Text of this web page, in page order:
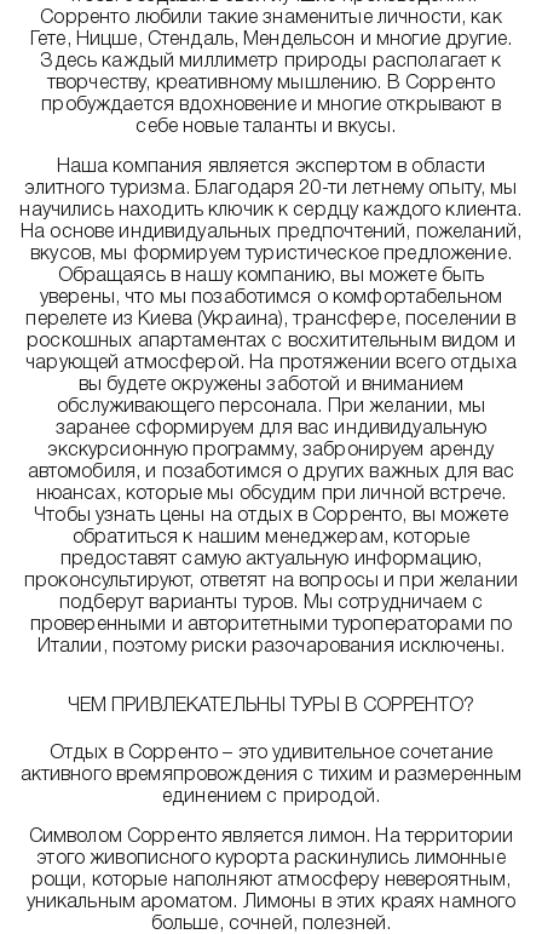
Сорренто любили такие знаменитые личности, как
Гете, Ницше, Стендаль, Мендельсон и многие другие.
Здесь каждый миллиметр природы располагает к
творчеству, креативному мышлению. В Сорренто
пробуждается вдохновение и многие открывают в
себе новые таланты и вкусы.
Наша компания является экспертом в области
элитного туризма. Благодаря 20-ти летнему опыту, мы
научились находить ключик к сердцу каждого клиента.
На основе индивидуальных предпочтений, пожеланий,
вкусов, мы формируем туристическое предложение.
Обращаясь в нашу компанию, вы можете быть
уверены, что мы позаботимся о комфортабельном
перелете из Киева (Украина), трансфере, поселении в
роскошных апартаментах с восхитительным видом и
чарующей атмосферой. На протяжении всего отдыха
вы будете окружены заботой и вниманием
обслуживающего персонала. При желании, мы
заранее сформируем для вас индивидуальную
экскурсионную программу, забронируем аренду
автомобиля, и позаботимся о других важных для вас
нюансах, которые мы обсудим при личной встрече.
Чтобы узнать цены на отдых в Сорренто, вы можете
обратиться к нашим менеджерам, которые
предоставят самую актуальную информацию,
проконсультируют, ответят на вопросы и при желании
подберут варианты туров. Мы сотрудничаем с
проверенными и авторитетными туроператорами по
Италии, поэтому риски разочарования исключены.
ЧЕМ ПРИВЛЕКАТЕЛЬНЫ ТУРЫ В СОРРЕНТО?
Отдых в Сорренто – это удивительное сочетание
активного времяпровождения с тихим и размеренным
единением с природой.
Символом Сорренто является лимон. На территории
этого живописного курорта раскинулись лимонные
рощи, которые наполняют атмосферу невероятным,
уникальным ароматом. Лимоны в этих краях намного
больше, сочней, полезней.